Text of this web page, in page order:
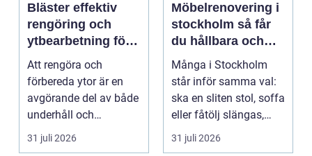
Bläster effektiv
rengöring och
ytbearbetning för
proffs och
hantverkare
Att rengöra och
förbereda ytor är en
avgörande del av både
underhåll och
renovering. Färg, rost,
smu...
31 juli 2026
Möbelrenovering i
stockholm så får
du hållbara och
vackra möbler
Många i Stockholm
står inför samma val:
ska en sliten stol, soffa
eller fåtölj slängas,
säljas billi...
31 juli 2026